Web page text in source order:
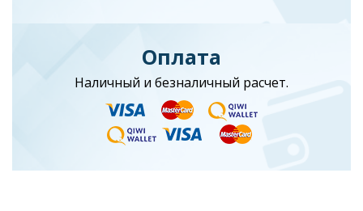
Оплата
Наличный и безналичный расчет.